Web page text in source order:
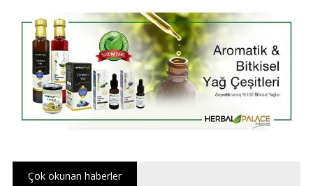
Çok okunan haberler